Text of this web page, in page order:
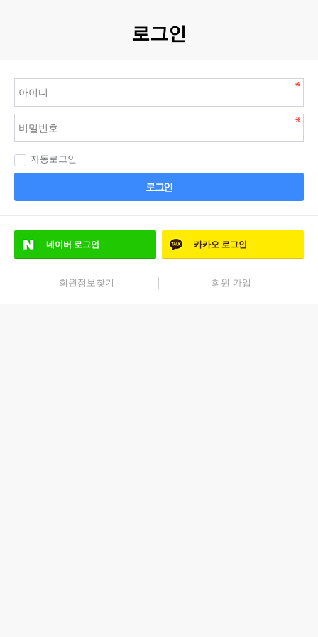
로그인
자동로그인
로그인
네이버 로그인 카카오 로그인
회원정보찾기 회원 가입